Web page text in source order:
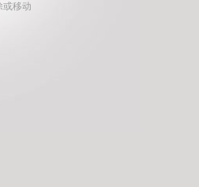
或移动